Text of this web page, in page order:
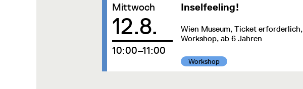
Inselfeeling!
Wien Museum, Ticket erforderlich,
Workshop, ab 6 Jahren
Kategorie:
Workshop
Datum:
12.8.
Mittwoch
um
10:00–11:00